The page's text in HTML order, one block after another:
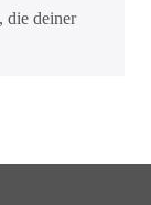
die deiner